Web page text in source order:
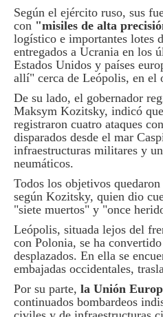
Según el ejército ruso, sus
con "misiles de alta
logístico e importantes lotes
entregados a Ucrania en los
Estados Unidos y países
allí" cerca de Leópolis, en el
De su lado, el gobernador
Maksym Kozitsky, indicó
registraron cuatro ataques
disparados desde el mar
infraestructuras militares y
neumáticos.
Todos los objetivos
según Kozitsky, quien dio
"siete muertos" y "once
Leópolis, situada lejos del
con Polonia, se ha
desplazados. En ella se
embajadas occidentales,
Por su parte, la Unión
continuados bombardeos